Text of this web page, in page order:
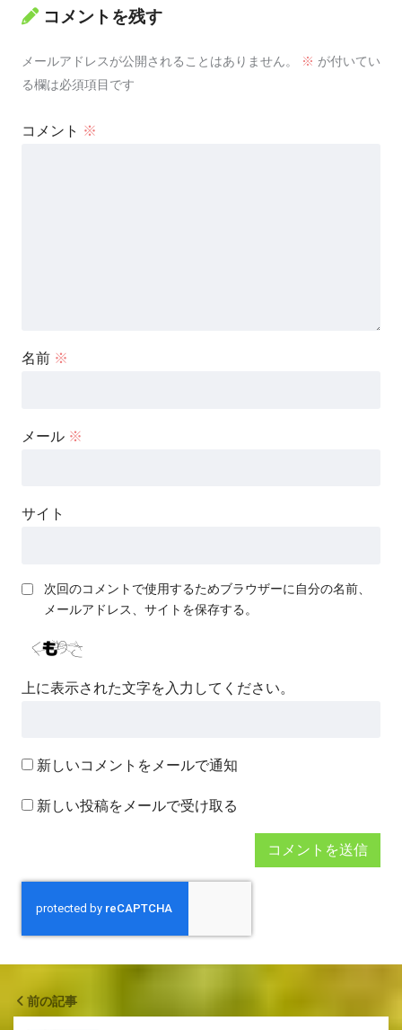
コメントを残す
メールアドレスが公開されることはありません。 ※ が付いてい
る欄は必須項目です
コメント ※
名前 ※
メール ※
サイト
次回のコメントで使用するためブラウザーに自分の名前、
メールアドレス、サイトを保存する。
上に表示された文字を入力してください。
新しいコメントをメールで通知
新しい投稿をメールで受け取る
前の記事